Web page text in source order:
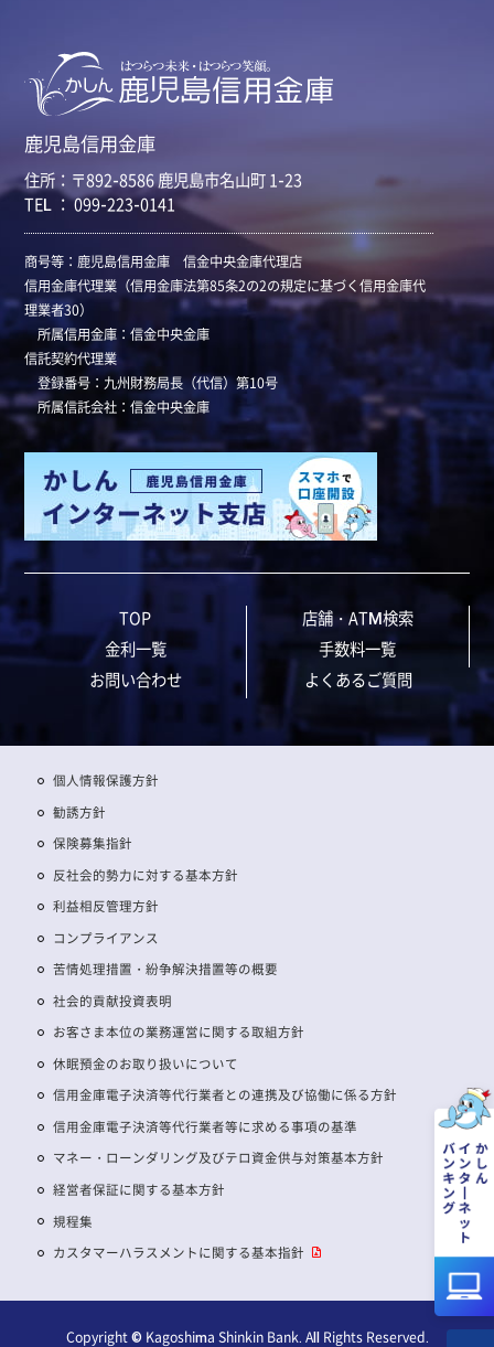
鹿児島信用金庫
住所：〒892-8586 鹿児島市名山町 1-23
TEL ： 099-223-0141
商号等：鹿児島信用金庫 信金中央金庫代理店
信用金庫代理業（信用金庫法第85条2の2の規定に基づく信用金庫代
理業者30）
所属信用金庫：信金中央金庫
信託契約代理業
登録番号：九州財務局長（代信）第10号
所属信託会社：信金中央金庫
TOP
店舗・ATM検索
金利一覧
手数料一覧
お問い合わせ
よくあるご質問
個人情報保護方針
勧誘方針
保険募集指針
反社会的勢力に対する基本方針
利益相反管理方針
コンプライアンス
苦情処理措置・紛争解決措置等の概要
社会的貢献投資表明
お客さま本位の業務運営に関する取組方針
休眠預金のお取り扱いについて
信用金庫電子決済等代行業者との連携及び協働に係る方針
信用金庫電子決済等代行業者等に求める事項の基準
マネー・ローンダリング及びテロ資金供与対策基本方針
経営者保証に関する基本方針
規程集
カスタマーハラスメントに関する基本指針
Copyright © Kagoshima Shinkin Bank. All Rights Reserved.